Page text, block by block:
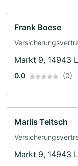
Frank Boese
Markt 9, 14943
0.0 (0)
Marlis Teltsch
Markt 9, 14943